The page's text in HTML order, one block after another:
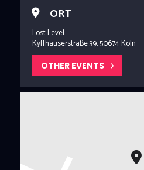
ORT
Lost Level
Kyffhäuserstraße 39, 50674 Köln
OTHER EVENTS